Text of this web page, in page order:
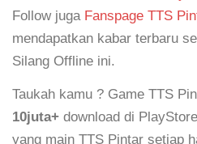
Follow juga Fanspage TTS
mendapatkan kabar terbaru
Silang Offline ini.
Taukah kamu ? Game TTS
10juta+ download di
yang main TTS Pintar setiap